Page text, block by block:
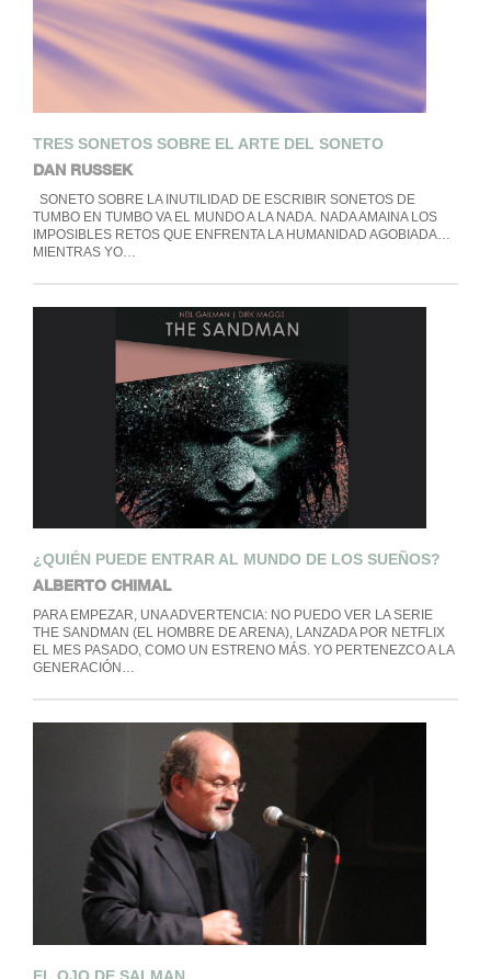
TRES SONETOS SOBRE EL ARTE DEL SONETO
DAN RUSSEK
SONETO SOBRE LA INUTILIDAD DE ESCRIBIR SONETOS DE
TUMBO EN TUMBO VA EL MUNDO A LA NADA. NADA AMAINA LOS
IMPOSIBLES RETOS QUE ENFRENTA LA HUMANIDAD AGOBIADA…
MIENTRAS YO…
¿QUIÉN PUEDE ENTRAR AL MUNDO DE LOS SUEÑOS?
ALBERTO CHIMAL
PARA EMPEZAR, UNA ADVERTENCIA: NO PUEDO VER LA SERIE
THE SANDMAN (EL HOMBRE DE ARENA), LANZADA POR NETFLIX
EL MES PASADO, COMO UN ESTRENO MÁS. YO PERTENEZCO A LA
GENERACIÓN…